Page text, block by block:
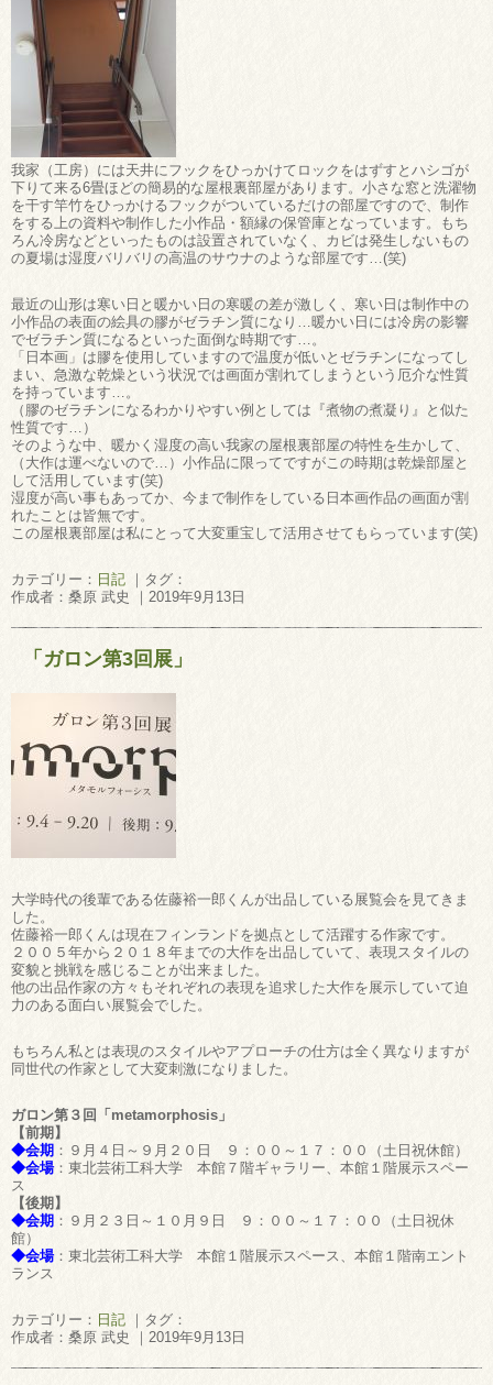
我家（工房）には天井にフックをひっかけてロックをはずすとハシゴが
下りて来る6畳ほどの簡易的な屋根裏部屋があります。小さな窓と洗濯物
を干す竿竹をひっかけるフックがついているだけの部屋ですので、制作
をする上の資料や制作した小作品・額縁の保管庫となっています。もち
ろん冷房などといったものは設置されていなく、カビは発生しないもの
の夏場は湿度バリバリの高温のサウナのような部屋です…(笑)
最近の山形は寒い日と暖かい日の寒暖の差が激しく、寒い日は制作中の
小作品の表面の絵具の膠がゼラチン質になり…暖かい日には冷房の影響
でゼラチン質になるといった面倒な時期です…。
「日本画」は膠を使用していますので温度が低いとゼラチンになってし
まい、急激な乾燥という状況では画面が割れてしまうという厄介な性質
を持っています…。
（膠のゼラチンになるわかりやすい例としては『煮物の煮凝り』と似た
性質です…）
そのような中、暖かく湿度の高い我家の屋根裏部屋の特性を生かして、
（大作は運べないので…）小作品に限ってですがこの時期は乾燥部屋と
して活用しています(笑)
湿度が高い事もあってか、今まで制作をしている日本画作品の画面が割
れたことは皆無です。
この屋根裏部屋は私にとって大変重宝して活用させてもらっています(笑)
カテゴリー： 日記 ｜タグ：
作成者：桑原 武史 ｜2019年9月13日
「ガロン第3回展」
大学時代の後輩である佐藤裕一郎くんが出品している展覧会を見てきま
した。
佐藤裕一郎くんは現在フィンランドを拠点として活躍する作家です。
２００５年から２０１８年までの大作を出品していて、表現スタイルの
変貌と挑戦を感じることが出来ました。
他の出品作家の方々もそれぞれの表現を追求した大作を展示していて迫
力のある面白い展覧会でした。
もちろん私とは表現のスタイルやアプローチの仕方は全く異なりますが
同世代の作家として大変刺激になりました。
ガロン第３回「metamorphosis」
【前期】
◆会期 ：９月４日～９月２０日 ９：００～１７：００（土日祝休館）
◆会場：東北芸術工科大学 本館７階ギャラリー、本館１階展示スペー
ス
【後期】
◆会期 ：９月２３日～１０月９日 ９：００～１７：００（土日祝休
館）
◆会場：東北芸術工科大学 本館１階展示スペース、本館１階南エント
ランス
カテゴリー： 日記 ｜タグ：
作成者：桑原 武史 ｜2019年9月13日